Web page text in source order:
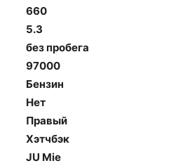
660
5.3
без пробега
97000
Бензин
Нет
Правый
Хэтчбэк
JU Mie